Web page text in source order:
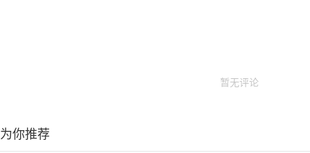
暂无评论
为你推荐